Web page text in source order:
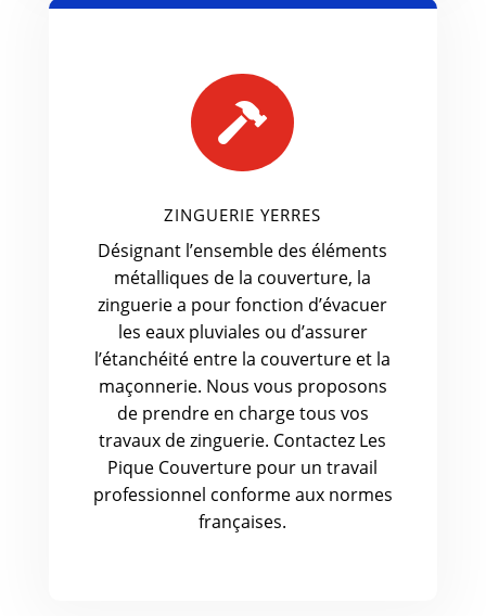

ZINGUERIE YERRES
Désignant l’ensemble des éléments
métalliques de la couverture, la
zinguerie a pour fonction d’évacuer
les eaux pluviales ou d’assurer
l’étanchéité entre la couverture et la
maçonnerie. Nous vous proposons
de prendre en charge tous vos
travaux de zinguerie. Contactez Les
Pique Couverture pour un travail
professionnel conforme aux normes
françaises.